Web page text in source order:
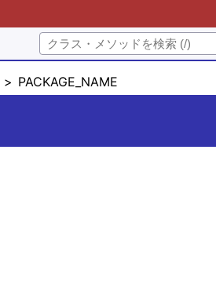
PACKAGE_NAME